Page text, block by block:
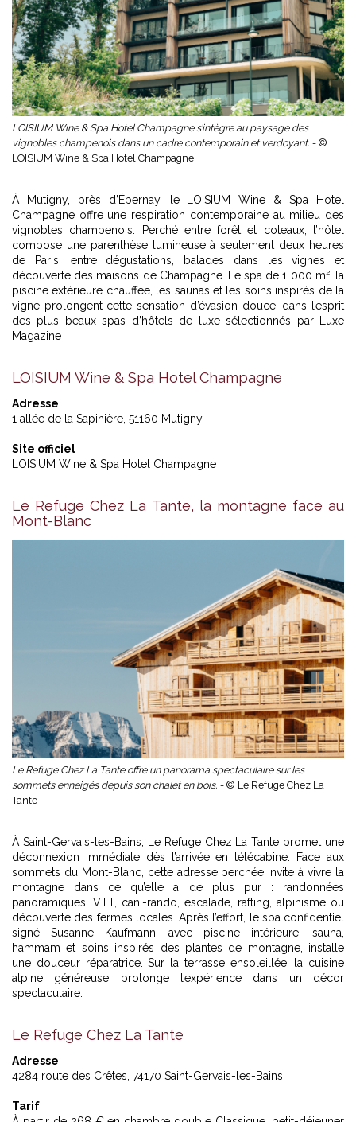
LOISIUM Wine & Spa Hotel Champagne s’intègre au paysage des
vignobles champenois dans un cadre contemporain et verdoyant. - ©
LOISIUM Wine & Spa Hotel Champagne
À Mutigny, près d’Épernay, le LOISIUM Wine & Spa Hotel
Champagne offre une respiration contemporaine au milieu des
vignobles champenois. Perché entre forêt et coteaux, l’hôtel
compose une parenthèse lumineuse à seulement deux heures
de Paris, entre dégustations, balades dans les vignes et
découverte des maisons de Champagne. Le spa de 1 000 m², la
piscine extérieure chauffée, les saunas et les soins inspirés de la
vigne prolongent cette sensation d’évasion douce, dans l’esprit
des plus beaux spas d’hôtels de luxe sélectionnés par Luxe
Magazine
LOISIUM Wine & Spa Hotel Champagne
Adresse
1 allée de la Sapinière, 51160 Mutigny
Site officiel
LOISIUM Wine & Spa Hotel Champagne
Le Refuge Chez La Tante, la montagne face au
Mont-Blanc
Le Refuge Chez La Tante offre un panorama spectaculaire sur les
sommets enneigés depuis son chalet en bois. - © Le Refuge Chez La
Tante
À Saint-Gervais-les-Bains, Le Refuge Chez La Tante promet une
déconnexion immédiate dès l’arrivée en télécabine. Face aux
sommets du Mont-Blanc, cette adresse perchée invite à vivre la
montagne dans ce qu’elle a de plus pur : randonnées
panoramiques, VTT, cani-rando, escalade, rafting, alpinisme ou
découverte des fermes locales. Après l’effort, le spa confidentiel
signé Susanne Kaufmann, avec piscine intérieure, sauna,
hammam et soins inspirés des plantes de montagne, installe
une douceur réparatrice. Sur la terrasse ensoleillée, la cuisine
alpine généreuse prolonge l’expérience dans un décor
spectaculaire.
Le Refuge Chez La Tante
Adresse
4284 route des Crêtes, 74170 Saint-Gervais-les-Bains
Tarif